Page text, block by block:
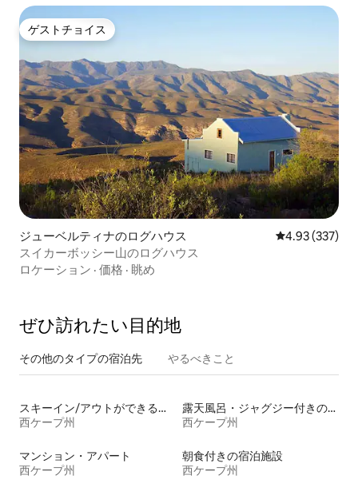
ゲストチョイス
ゲストチョイス
ジューベルティナのログハウス レビュー337
4.93 (337)
スイカーボッシー山のログハウス
ロケーション · 価格 · 眺め
ぜひ訪⁠れ⁠た⁠い目⁠的⁠地
その他のタ⁠イ⁠プ⁠の宿⁠泊⁠先 やるべきこと
スキーイン/アウトができる宿泊先
西ケープ州
露天風呂・ジャグジー付きの宿泊施設
西ケープ州
マンション・アパート
西ケープ州
朝食付きの宿泊施設
西ケープ州